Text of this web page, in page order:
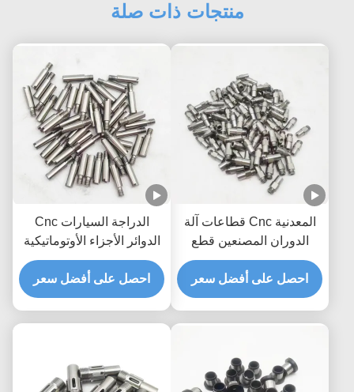
منتجات ذات صلة
المعدنية Cnc قطاعات آلة
الدوران المصنعين قطع
الدوران المخصصة
احصل على أفضل سعر
الدراجة السيارات Cnc
الدوائر الأجزاء الأوتوماتيكية
Cnc محول مشاريع
احصل على أفضل سعر